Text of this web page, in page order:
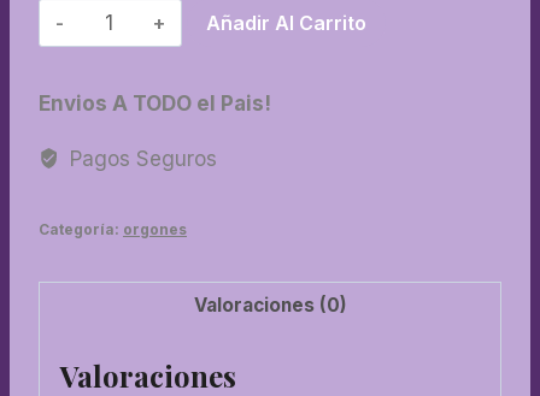
08-
Piramide
buda/ganesha
cantidad
Añadir Al Carrito
Envios A TODO el Pais!
Pagos Seguros
Categoría: orgones
Valoraciones (0)
Valoraciones